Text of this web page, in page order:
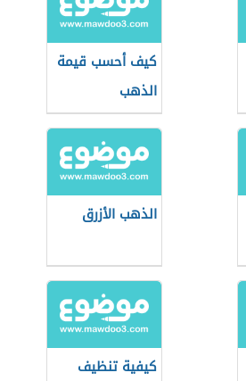
كيف أحسب قيمة
الذهب
الذهب الأزرق
كيفية تنظيف